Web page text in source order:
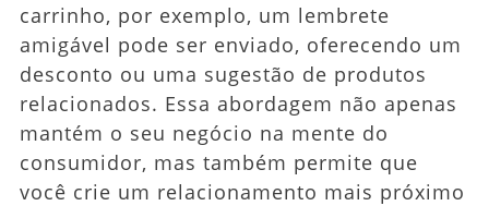
carrinho, por exemplo, um lembrete
amigável pode ser enviado, oferecendo um
desconto ou uma sugestão de produtos
relacionados. Essa abordagem não apenas
mantém o seu negócio na mente do
consumidor, mas também permite que
você crie um relacionamento mais próximo